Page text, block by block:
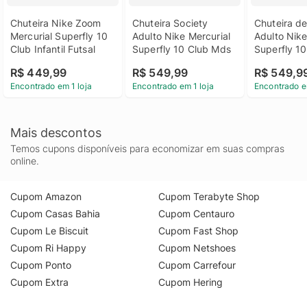
Chuteira Nike Zoom
Mercurial Superfly 10
Club Infantil Futsal
R$ 449,99
Encontrado em 1 loja
Chuteira Society
Adulto Nike Mercurial
Superfly 10 Club Mds
R$ 549,99
Encontrado em 1 loja
Chuteira
Adulto
Superfly
R$
Encontrado
Mais descontos
Temos cupons disponíveis para economizar em suas compras
online.
Cupom Amazon
Cupom Casas Bahia
Cupom Le Biscuit
Cupom Ri Happy
Cupom Ponto
Cupom Extra
Cupom Terabyte Shop
Cupom Centauro
Cupom Fast Shop
Cupom Netshoes
Cupom Carrefour
Cupom Hering